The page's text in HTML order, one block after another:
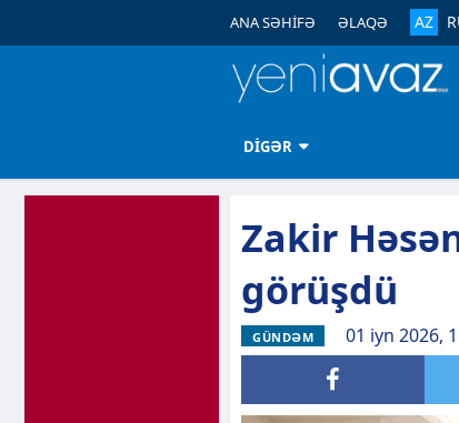
ANA SƏHİFƏ ƏLAQƏ AZ
DİGƏR
Zakir
görüşdü
GÜNDƏM 01 iyn 2026,